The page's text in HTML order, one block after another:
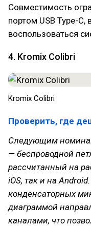
Совместимость
портом USB Type-
воспользоваться
4. Kromix Colibri
Kromix Colibri
Проверить, где
Следующим
— беспроводной
рассчитанный на
iOS, так и на
конденсаторных
диаграммой
каналами, что